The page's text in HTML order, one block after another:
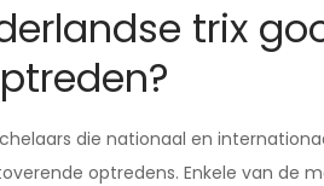
trix
die nationaal en
optredens. Enkele van de